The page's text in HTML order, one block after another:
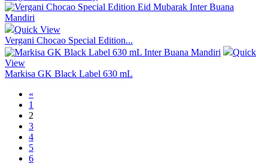
Quick View
Vergani Chocao Special Edition...
Quick
View
Markisa GK Black Label 630 mL
«
1
2
3
4
5
6